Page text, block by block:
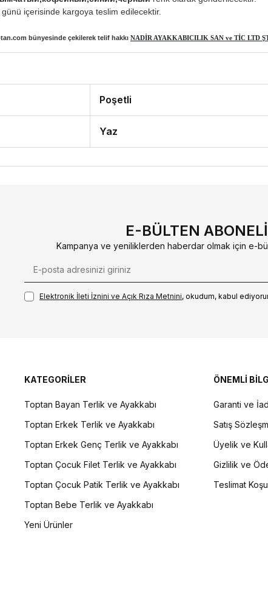
içerisinde kargoya teslim edilecektir.
bünyesinde çekilerek telif hakkı NADİR AYAKKABICILIK SAN ve TİC LTD
Poşetli
Yaz
E-BÜLTEN
Kampanya ve yeniliklerden haberdar olmak için e-
Elektronik İleti İzni‌ni ve Açık Rıza Metni‌ni, okudum, kabul
KATEGORİLER
Toptan Bayan Terlik ve Ayakkabı
Toptan Erkek Terlik ve Ayakkabı
Toptan Erkek Genç Terlik ve Ayakkabı
Toptan Çocuk Filet Terlik ve Ayakkabı
Toptan Çocuk Patik Terlik ve Ayakkabı
Toptan Bebe Terlik ve Ayakkabı
Yeni Ürünler
ÖNEMLİ
Garanti ve
Satış
Üyelik ve
Gizlilik ve
Teslimat